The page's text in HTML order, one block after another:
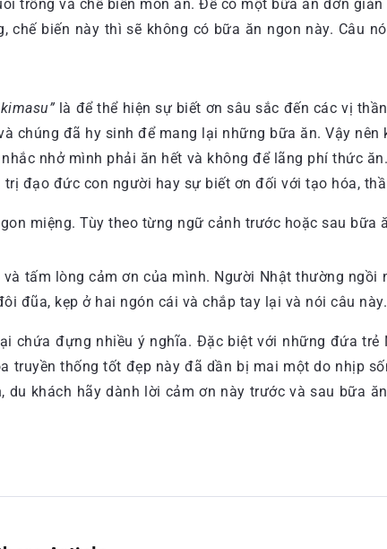
trồng và chế biến món ăn. Để có một bữa ăn đơn
biến này thì sẽ không có bữa ăn ngon này. Câu
là để thể hiện sự biết ơn sâu sắc đến các vị
chúng đã hy sinh để mang lại những bữa ăn. Vậy
nhở mình phải ăn hết và không để lãng phí thức
đạo đức con người hay sự biết ơn đối với tạo hóa,
miệng. Tùy theo từng ngữ cảnh trước hoặc sau bữa
tấm lòng cảm ơn của mình. Người Nhật thường ngồi
đũa, kẹp ở hai ngón cái và chắp tay lại và nói câu này.
chứa đựng nhiều ý nghĩa. Đặc biệt với những đứa trẻ
truyền thống tốt đẹp này đã dần bị mai một do nhịp
khách hãy dành lời cảm ơn này trước và sau bữa